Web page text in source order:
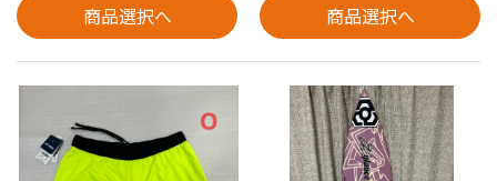
商品選択へ 商品選択へ